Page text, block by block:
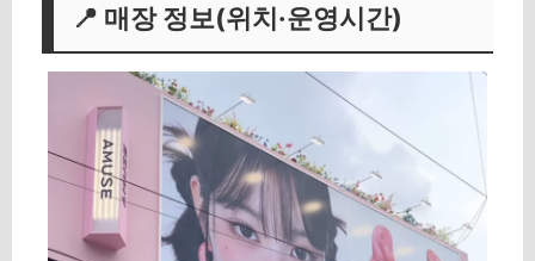
📍 매장 정보(위치·운영시간)